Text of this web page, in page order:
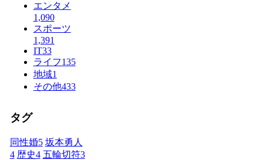
エンタメ
1,090
スポーツ
1,391
IT33
ライフ135
地域1
その他433
タグ
同性婚5 坂本勇人
4 歴史4 五輪切符3